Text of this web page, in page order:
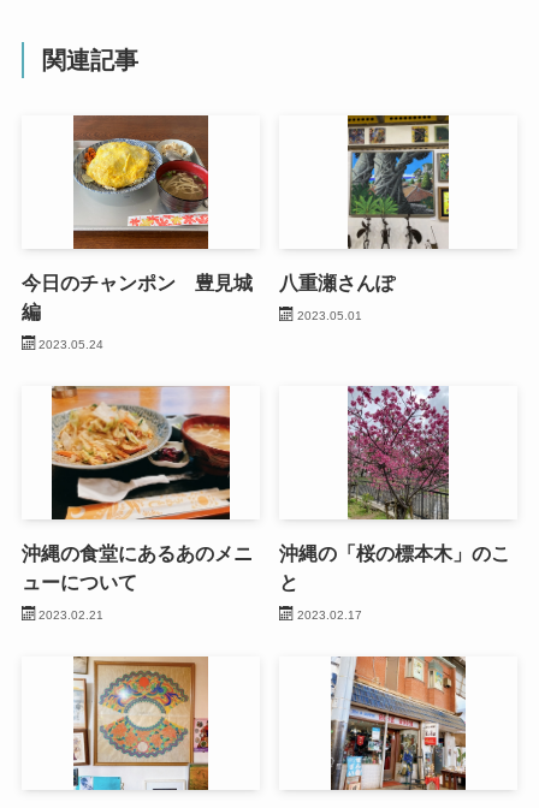
関連記事
今日のチャンポン 豊見城
編
2023.05.24
八重瀬さんぽ
2023.05.01
沖縄の食堂にあるあのメニ
ューについて
2023.02.21
沖縄の「桜の標本木」のこ
と
2023.02.17